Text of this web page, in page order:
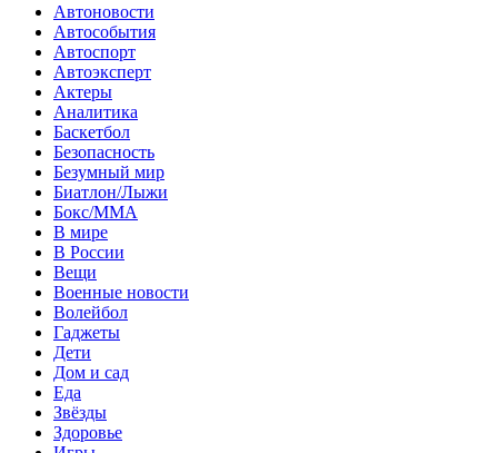
Автоновости
Автособытия
Автоспорт
Автоэксперт
Актеры
Аналитика
Баскетбол
Безопасность
Безумный мир
Биатлон/Лыжи
Бокс/MMA
В мире
В России
Вещи
Военные новости
Волейбол
Гаджеты
Дети
Дом и сад
Еда
Звёзды
Здоровье